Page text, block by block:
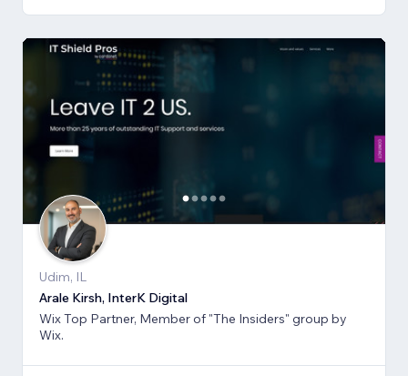
Udim, IL
Arale Kirsh, InterK Digital
Wix Top Partner, Member of "The Insiders" group by
Wix.